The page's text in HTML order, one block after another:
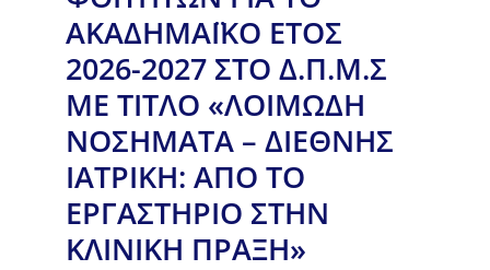
ΑΚΑΔΗΜΑΪΚΟ ΕΤΟΣ
2026-2027 ΣΤΟ Δ.Π.Μ.Σ
ΜΕ ΤΙΤΛΟ «ΛΟΙΜΩΔΗ
ΝΟΣΗΜΑΤΑ – ΔΙΕΘΝΗΣ
ΙΑΤΡΙΚΗ: ΑΠΟ ΤΟ
ΕΡΓΑΣΤΗΡΙΟ ΣΤΗΝ
ΚΛΙΝΙΚΗ ΠΡΑΞΗ»